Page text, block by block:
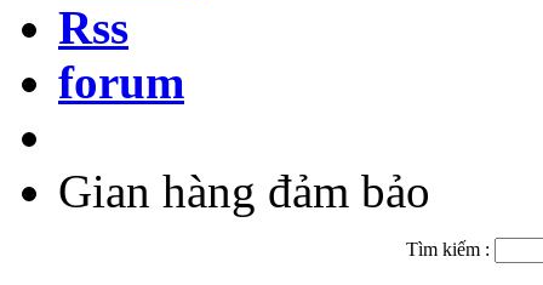
Rss
forum
Gian hàng đảm bảo
Tìm kiếm :